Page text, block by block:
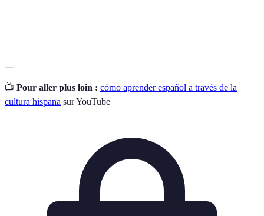
---
📺 Pour aller plus loin : cómo aprender español a través de la
cultura hispana sur YouTube